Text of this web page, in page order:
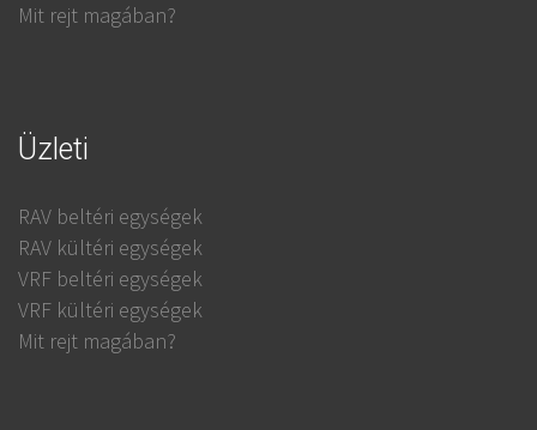
Mit rejt magában?
Üzleti
RAV beltéri egységek
RAV kültéri egységek
VRF beltéri egységek
VRF kültéri egységek
Mit rejt magában?